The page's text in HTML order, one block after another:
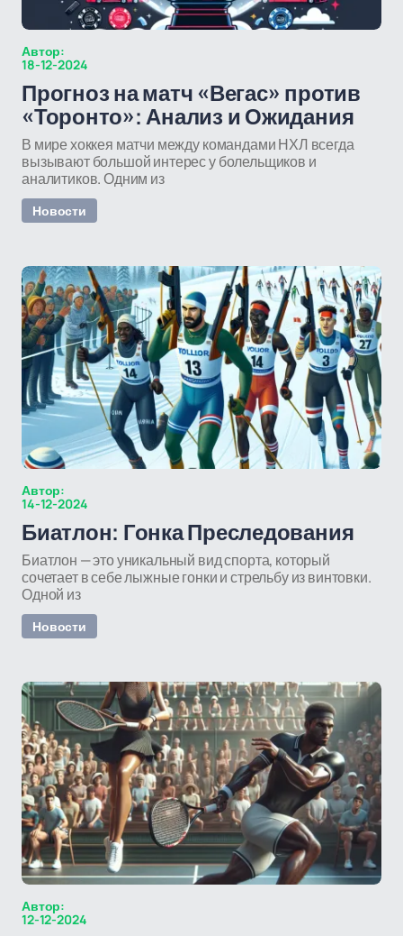
Автор:
18-12-2024
Прогноз на матч «Вегас» против
«Торонто»: Анализ и Ожидания
В мире хоккея матчи между командами НХЛ всегда
вызывают большой интерес у болельщиков и
аналитиков. Одним из
Новости
Автор:
14-12-2024
Биатлон: Гонка Преследования
Биатлон — это уникальный вид спорта, который
сочетает в себе лыжные гонки и стрельбу из винтовки.
Одной из
Новости
Автор:
12-12-2024